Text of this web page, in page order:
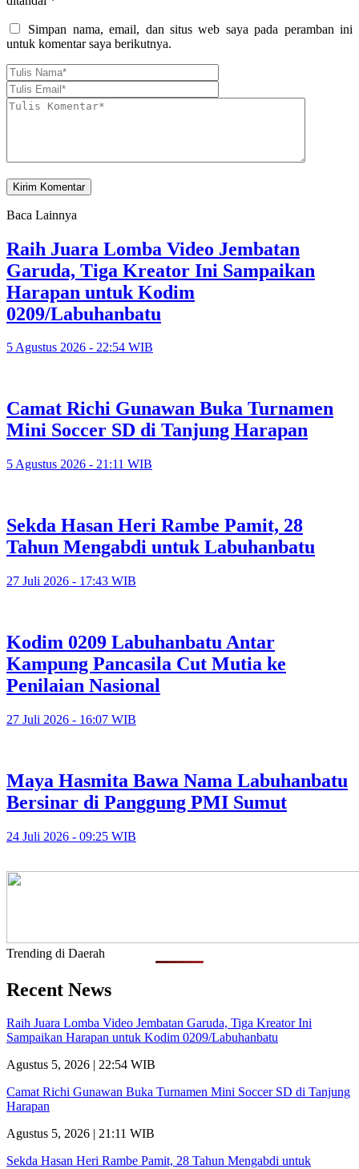
Simpan nama, email, dan situs web saya pada peramban ini
untuk komentar saya berikutnya.
Baca Lainnya
Raih Juara Lomba Video Jembatan
Garuda, Tiga Kreator Ini Sampaikan
Harapan untuk Kodim
0209/Labuhanbatu
5 Agustus 2026 - 22:54 WIB
Camat Richi Gunawan Buka Turnamen
Mini Soccer SD di Tanjung Harapan
5 Agustus 2026 - 21:11 WIB
Sekda Hasan Heri Rambe Pamit, 28
Tahun Mengabdi untuk Labuhanbatu
27 Juli 2026 - 17:43 WIB
Kodim 0209 Labuhanbatu Antar
Kampung Pancasila Cut Mutia ke
Penilaian Nasional
27 Juli 2026 - 16:07 WIB
Maya Hasmita Bawa Nama Labuhanbatu
Bersinar di Panggung PMI Sumut
24 Juli 2026 - 09:25 WIB
Trending di Daerah
Recent News
Raih Juara Lomba Video Jembatan Garuda, Tiga Kreator Ini
Sampaikan Harapan untuk Kodim 0209/Labuhanbatu
Agustus 5, 2026 | 22:54 WIB
Camat Richi Gunawan Buka Turnamen Mini Soccer SD di Tanjung
Harapan
Agustus 5, 2026 | 21:11 WIB
Sekda Hasan Heri Rambe Pamit, 28 Tahun Mengabdi untuk